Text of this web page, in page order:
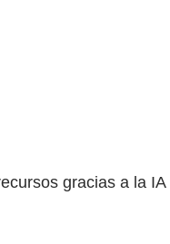
gracias a la IA